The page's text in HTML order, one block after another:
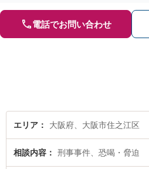
電話でお問い合わせ
エリア 大阪府、大阪市住之江区
相談内容 刑事事件、恐喝・脅迫